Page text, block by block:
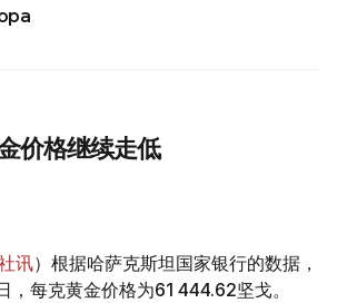
价格继续走低
讯）根据哈萨克斯坦国家银行的数据，
每克黄金价格为61 444.62坚戈。